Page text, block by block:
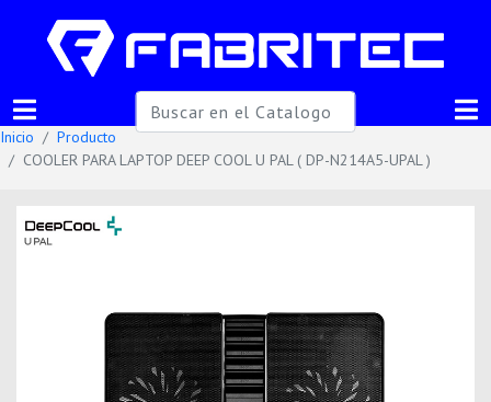
Inicio
Producto
COOLER PARA LAPTOP DEEP COOL U PAL ( DP-N214A5-UPAL )